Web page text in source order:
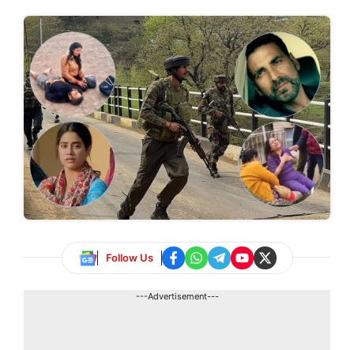
Follow Us
---Advertisement---